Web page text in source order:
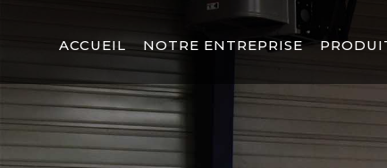
ACCUEIL NOTRE ENTREPRISE